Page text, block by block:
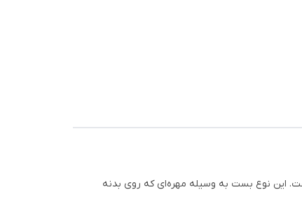
این نوع بست به وسیله مهره‌ای که روی بدنه